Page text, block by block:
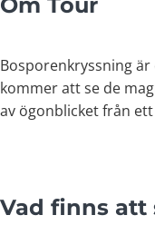
Bosporenkryssning
kommer att se de
av ögonblicket från
Vad finns att